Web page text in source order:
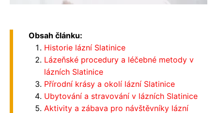
Obsah článku:
Historie lázní Slatinice
Lázeňské procedury a léčebné metody v
lázních Slatinice
Přírodní krásy a okolí lázní Slatinice
Ubytování a stravování v lázních Slatinice
Aktivity a zábava pro návštěvníky lázní